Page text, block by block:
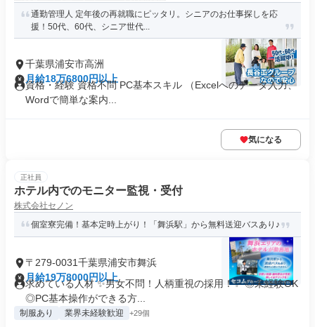
通勤管理人 定年後の再就職にピッタリ。シニアのお仕事探しを応
援！50代、60代、シニア世代...
千葉県浦安市高洲
月給18万6800円以上
資格・経験 資格不問 PC基本スキル （Excelへのデータ入力、
Wordで簡単な案内...
気になる
正社員
ホテル内でのモニター監視・受付
株式会社セノン
個室寮完備！基本定時上がり！「舞浜駅」から無料送迎バスあり♪
〒279-0031千葉県浦安市舞浜
月給19万8000円以上
求めている人材 ✨男女不問！人柄重視の採用！✨ ◎未経験OK
◎PC基本操作ができる方...
制服あり 業界未経験歓迎 +29個